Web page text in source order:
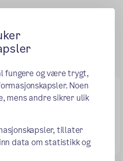
fungere og være trygt,
Noen
mens andre sikrer ulik
tillater
data om statistikk og
og atomsikkerhet